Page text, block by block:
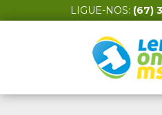
LIGUE-NOS: (67)